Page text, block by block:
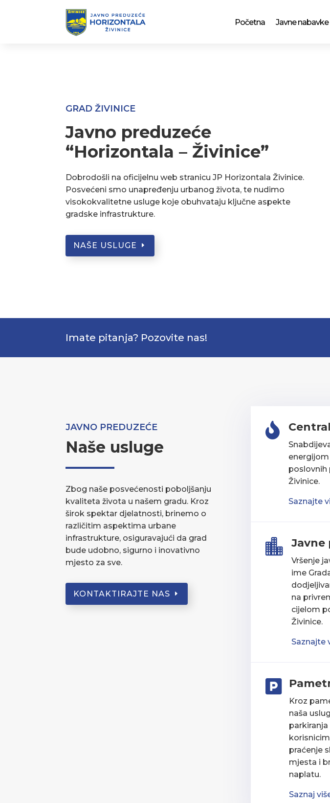
Početna Javne
GRAD ŽIVINICE
Javno preduzeće
“Horizontala – Živinice”
Dobrodošli na oficijelnu web stranicu JP Horizontala Živinice.
Posvećeni smo unapređenju urbanog života, te nudimo
visokokvalitetne usluge koje obuhvataju ključne aspekte
gradske infrastrukture.
NAŠE USLUGE
Imate pitanja? Pozovite nas!
JAVNO PREDUZEĆE
Naše usluge
Zbog naše posvećenosti poboljšanju
kvaliteta života u našem gradu. Kroz
širok spektar djelatnosti, brinemo o
različitim aspektima urbane
infrastrukture, osiguravajući da grad
bude udobno, sigurno i inovativno
mjesto za sve.
KONTAKTIRAJTE NAS

poslovnih
Živinice.
Saznajte
 Javne
Vršenje
ime
na
cijelom
Živinice.
Saznajte

Kroz
naša
praćenje
mjesta i
naplatu.
Saznaj